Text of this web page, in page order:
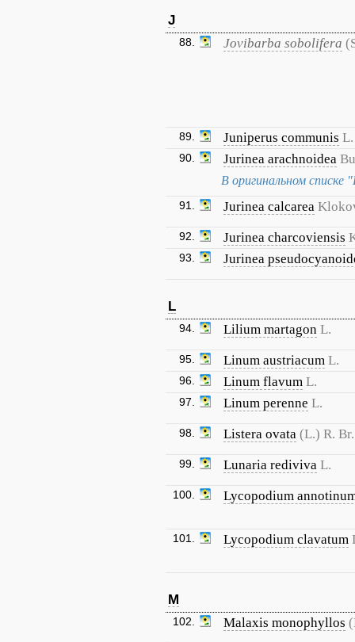
J
88. Jovibarba sobolifera
89. Juniperus communis L.
90. Jurinea arachnoidea
В оригинальном
91. Jurinea calcarea
92. Jurinea charcoviensis
93. Jurinea
L
94. Lilium martagon L.
95. Linum austriacum L.
96. Linum flavum L.
97. Linum perenne L.
98. Listera ovata (L.) R. Br.
99. Lunaria rediviva L.
100. Lycopodium
101. Lycopodium clavatum
M
102. Malaxis monophyllos